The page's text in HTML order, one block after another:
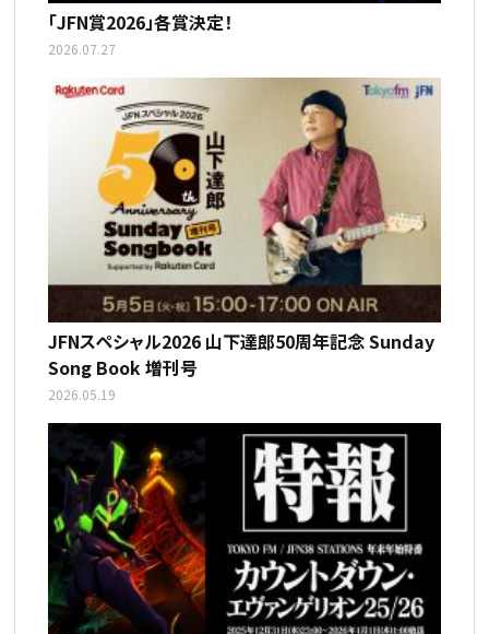
「JFN賞2026」各賞決定！
2026.07.27
JFNスペシャル2026 山下達郎50周年記念 Sunday
Song Book 増刊号
2026.05.19